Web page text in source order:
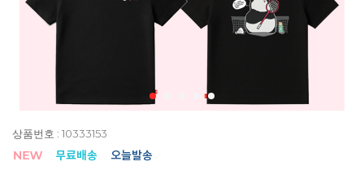
상품번호 : 10333153